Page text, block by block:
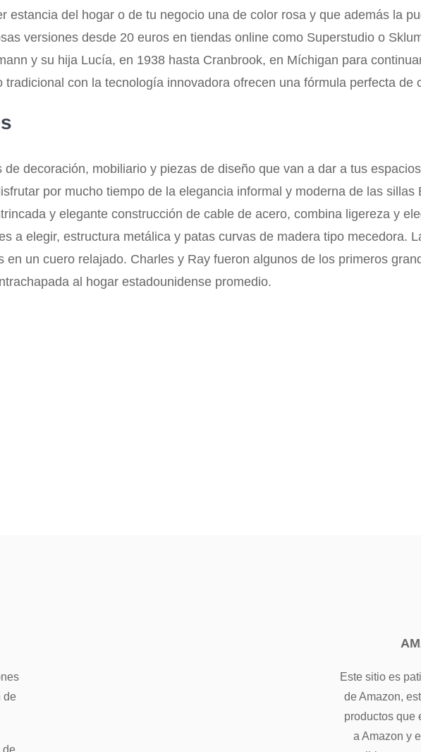
estancia del hogar o de tu negocio una de color rosa y que además la
versiones desde 20 euros en tiendas online como Superstudio o
y su hija Lucía, en 1938 hasta Cranbrook, en Míchigan para
con la tecnología innovadora ofrecen una fórmula perfecta de
decoración, mobiliario y piezas de diseño que van a dar a tus
por mucho tiempo de la elegancia informal y moderna de las sillas
y elegante construcción de cable de acero, combina ligereza y
a elegir, estructura metálica y patas curvas de madera tipo mecedora.
un cuero relajado. Charles y Ray fueron algunos de los primeros
al hogar estadounidense promedio.
de
Este sitio es
de Amazon,
productos que
a Amazon y